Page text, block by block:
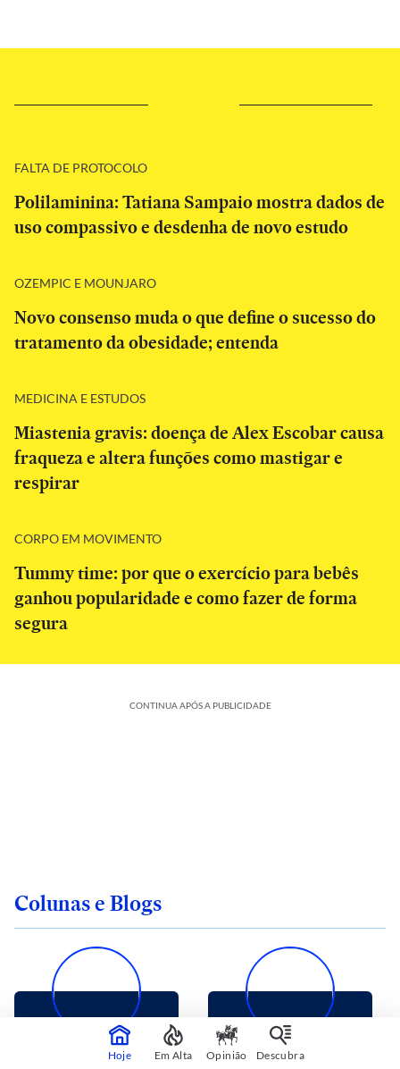
FALTA DE PROTOCOLO
Polilaminina: Tatiana Sampaio mostra dados de
uso compassivo e desdenha de novo estudo
OZEMPIC E MOUNJARO
Novo consenso muda o que define o sucesso do
tratamento da obesidade; entenda
MEDICINA E ESTUDOS
Miastenia gravis: doença de Alex Escobar causa
fraqueza e altera funções como mastigar e
respirar
CORPO EM MOVIMENTO
Tummy time: por que o exercício para bebês
ganhou popularidade e como fazer de forma
segura
CONTINUA APÓS A PUBLICIDADE
Colunas e Blogs
CARLOS ANDREAZZA FABIO GALLO
Hoje Em Alta Opinião Descubra